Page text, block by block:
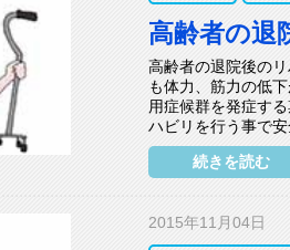
高齢者の退
高齢者の退院後の
も体力、筋力の低
用症候群を発症す
ハビリを行う事で
続きを読む
2015年11月04日